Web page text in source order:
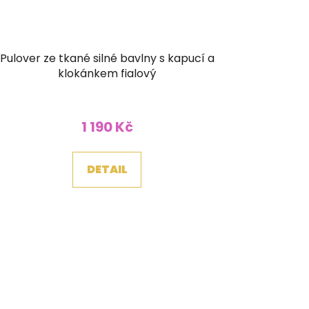
Pulover ze tkané silné bavlny s kapucí a
klokánkem fialový
1 190 Kč
DETAIL